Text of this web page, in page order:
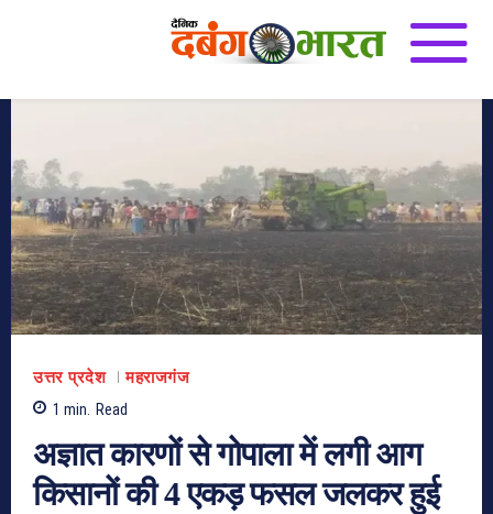
उत्तर प्रदेश
महराजगंज
1 min. Read
अज्ञात कारणों से गोपाला में लगी आग
किसानों की 4 एकड़ फसल जलकर हुई